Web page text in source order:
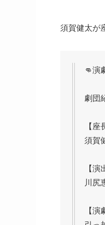
須賀健太が
👊演
劇団
【座
須賀
【演
川尻
【演